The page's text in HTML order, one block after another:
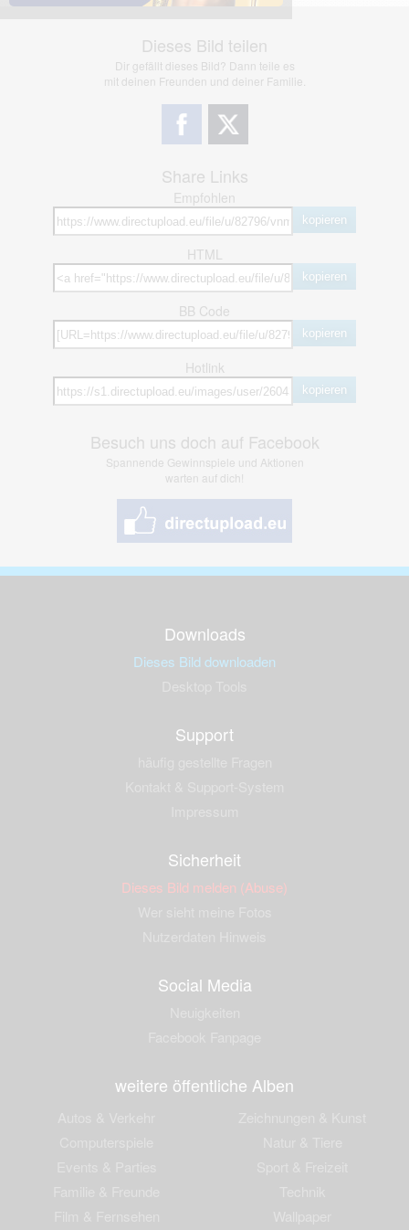
Dieses Bild teilen
Dir gefällt dieses Bild? Dann teile es
mit deinen Freunden und deiner Familie.
Share Links
Empfohlen
kopieren
HTML
kopieren
BB Code
kopieren
Hotlink
kopieren
Besuch uns doch auf Facebook
Spannende Gewinnspiele und Aktionen
warten auf dich!
Downloads
Dieses Bild downloaden
Support
Sicherheit
Dieses Bild melden (Abuse)
Social Media
weitere öffentliche Alben